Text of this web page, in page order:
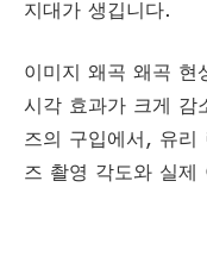
지대가 생깁니다.
이미지 왜곡 왜곡 현
시각 효과가 크게 감
즈의 구입에서, 유리
즈 촬영 각도와 실제